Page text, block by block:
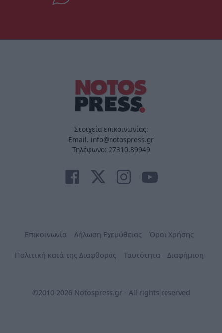
Στοιχεία επικοινωνίας:
Email. info@notospress.gr
Τηλέφωνο: 27310.89949
Επικοινωνία Δήλωση Εχεμύθειας Όροι Χρήσης
Πολιτική κατά της Διαφθοράς Ταυτότητα Διαφήμιση
©2010-2026 Notospress.gr - All rights reserved